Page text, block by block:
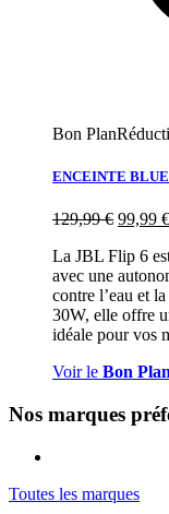
Bon Plan
ENCEINTE
129,99€ 99,99 €
La JBL Flip 6
avec une
contre l’eau et
30W, elle offre
idéale pour vos
Voir le Bon Plan
Nos marques
Toutes les marques